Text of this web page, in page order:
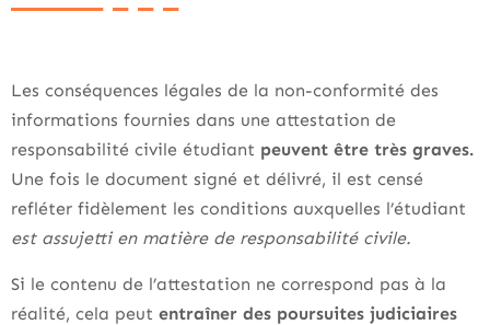
Les conséquences légales de la non-conformité des
informations fournies dans une attestation de
responsabilité civile étudiant peuvent être très graves.
Une fois le document signé et délivré, il est censé
refléter fidèlement les conditions auxquelles l’étudiant
est assujetti en matière de responsabilité civile.
Si le contenu de l’attestation ne correspond pas à la
réalité, cela peut entraîner des poursuites judiciaires